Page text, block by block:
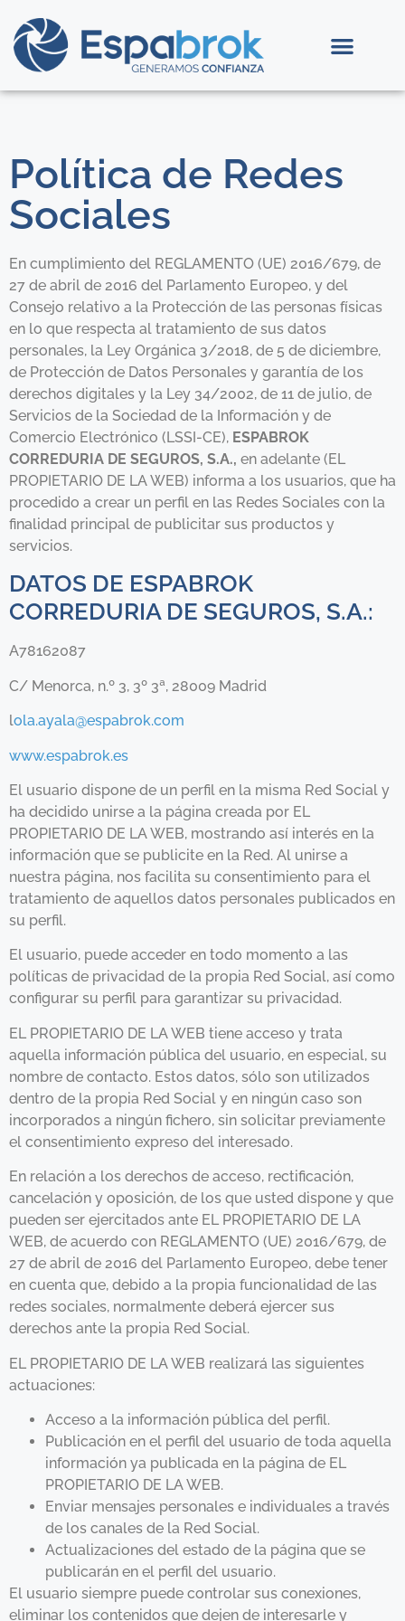
Política de Redes
Sociales
En cumplimiento del REGLAMENTO (UE) 2016/679, de
27 de abril de 2016 del Parlamento Europeo, y del
Consejo relativo a la Protección de las personas físicas
en lo que respecta al tratamiento de sus datos
personales, la Ley Orgánica 3/2018, de 5 de diciembre,
de Protección de Datos Personales y garantía de los
derechos digitales y la Ley 34/2002, de 11 de julio, de
Servicios de la Sociedad de la Información y de
Comercio Electrónico (LSSI-CE), ESPABROK
CORREDURIA DE SEGUROS, S.A., en adelante (EL
PROPIETARIO DE LA WEB) informa a los usuarios, que ha
procedido a crear un perfil en las Redes Sociales con la
finalidad principal de publicitar sus productos y
servicios.
DATOS DE ESPABROK
CORREDURIA DE SEGUROS, S.A.:
A78162087
C/ Menorca, n.º 3, 3º 3ª, 28009 Madrid
lola.ayala@espabrok.com
www.espabrok.es
El usuario dispone de un perfil en la misma Red Social y
ha decidido unirse a la página creada por EL
PROPIETARIO DE LA WEB, mostrando así interés en la
información que se publicite en la Red. Al unirse a
nuestra página, nos facilita su consentimiento para el
tratamiento de aquellos datos personales publicados en
su perfil.
El usuario, puede acceder en todo momento a las
políticas de privacidad de la propia Red Social, así como
configurar su perfil para garantizar su privacidad.
EL PROPIETARIO DE LA WEB tiene acceso y trata
aquella información pública del usuario, en especial, su
nombre de contacto. Estos datos, sólo son utilizados
dentro de la propia Red Social y en ningún caso son
incorporados a ningún fichero, sin solicitar previamente
el consentimiento expreso del interesado.
En relación a los derechos de acceso, rectificación,
cancelación y oposición, de los que usted dispone y que
pueden ser ejercitados ante EL PROPIETARIO DE LA
WEB, de acuerdo con REGLAMENTO (UE) 2016/679, de
27 de abril de 2016 del Parlamento Europeo, debe tener
en cuenta que, debido a la propia funcionalidad de las
redes sociales, normalmente deberá ejercer sus
derechos ante la propia Red Social.
EL PROPIETARIO DE LA WEB realizará las siguientes
actuaciones:
Acceso a la información pública del perfil.
Publicación en el perfil del usuario de toda aquella
información ya publicada en la página de EL
PROPIETARIO DE LA WEB.
Enviar mensajes personales e individuales a través
de los canales de la Red Social.
Actualizaciones del estado de la página que se
publicarán en el perfil del usuario.
El usuario siempre puede controlar sus conexiones,
eliminar los contenidos que dejen de interesarle y